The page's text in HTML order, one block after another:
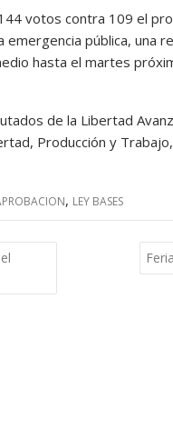
votos contra 109 el
pública, una
hasta el martes
de la Libertad
Producción y
, LEY BASES